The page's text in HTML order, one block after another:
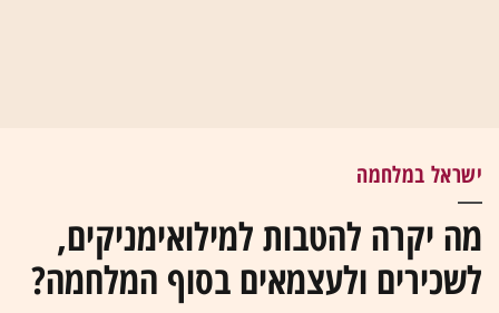
ישראל במלחמה
מה יקרה להטבות למילואימניקים,
לשכירים ולעצמאים בסוף המלחמה?